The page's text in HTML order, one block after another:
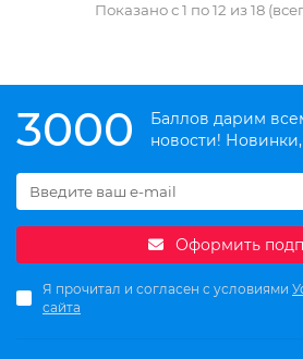
Показано с 1 по 12 из 18
3000
Баллов дарим
новости!
Оформить
Я прочитал и согласен с условиями
сайта